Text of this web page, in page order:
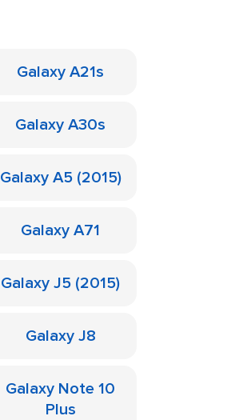
Galaxy A21s
Galaxy A30s
Galaxy A5 (2015)
Galaxy A71
Galaxy J5 (2015)
Galaxy J8
Galaxy Note 10
Plus